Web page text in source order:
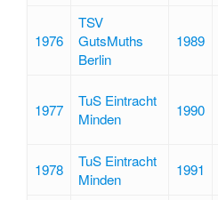
1976
TSV
GutsMuths
Berlin
1989
1977
TuS Eintracht
Minden
1990
1978
TuS Eintracht
Minden
1991